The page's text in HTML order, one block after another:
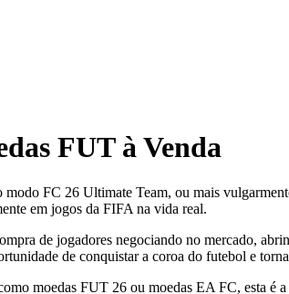
FUT à Venda
FC 26 Ultimate Team, ou mais
em jogos da FIFA na vida real.
de jogadores negociando no mercado,
de conquistar a coroa do futebol e
moedas FUT 26 ou moedas EA FC, esta